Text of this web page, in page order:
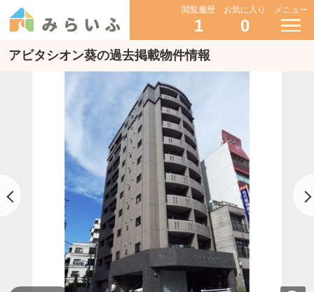
閲覧履歴
1
お気に入り
0
メニュー
アビタシオン葵の過去掲載物件情報